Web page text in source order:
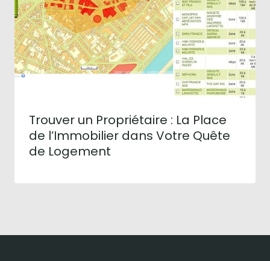
Trouver un Propriétaire : La Place
de l’Immobilier dans Votre Quête
de Logement